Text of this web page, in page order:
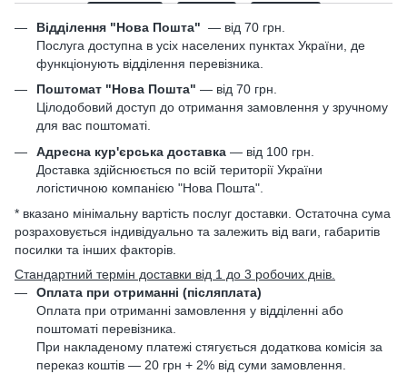
Відділення "Нова Пошта" — від 70 грн.
Послуга доступна в усіх населених пунктах України, де
функціонують відділення перевізника.
Поштомат "Нова Пошта" — від 70 грн.
Цілодобовий доступ до отримання замовлення у зручному
для вас поштоматі.
Адресна кур'єрська доставка — від 100 грн.
Доставка здійснюється по всій території України
логістичною компанією "Нова Пошта".
* вказано мінімальну вартість послуг доставки. Остаточна сума
розраховується індивідуально та залежить від ваги, габаритів
посилки та інших факторів.
Стандартний термін доставки від 1 до 3 робочих днів.
Оплата при отриманні (післяплата)
Оплата при отриманні замовлення у відділенні або
поштоматі перевізника.
При накладеному платежі стягується додаткова комісія за
переказ коштів — 20 грн + 2% від суми замовлення.